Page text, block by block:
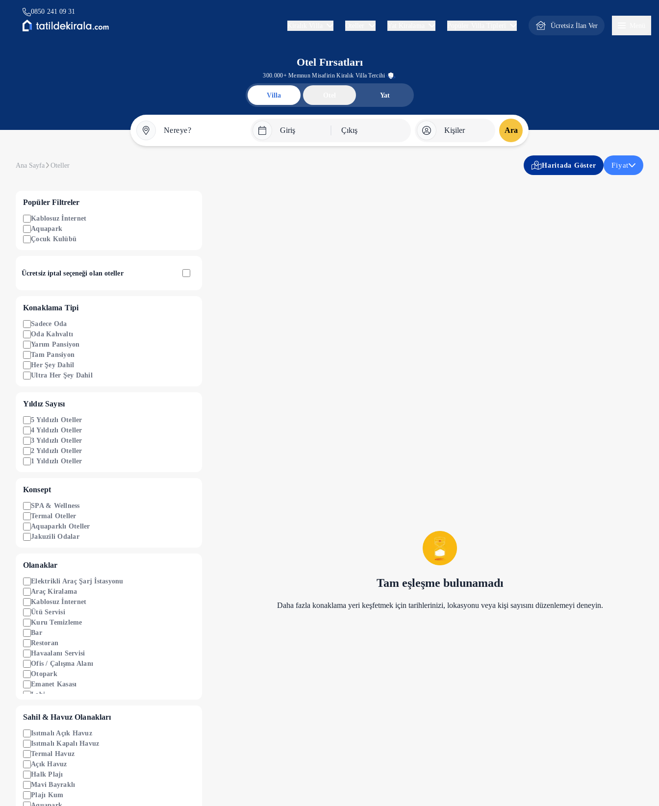
0850 241 09 31
Ücretsiz İlan Ver
Otel Fırsatları
300.000+ Memnun Misafirin Kiralık Villa Tercihi
Villa Yat
Giriş Çıkış Kişiler Ara
Ana Sayfa Oteller Haritada Göster Fiyat
Popüler Filtreler
Kablosuz İnternet
Aquapark
Çocuk Kulübü
Ücretsiz iptal seçeneği olan oteller
Konaklama Tipi
Sadece Oda
Oda Kahvaltı
Yarım Pansiyon
Tam Pansiyon
Her Şey Dahil
Ultra Her Şey Dahil
Yıldız Sayısı
5 Yıldızlı Oteller
4 Yıldızlı Oteller
3 Yıldızlı Oteller
2 Yıldızlı Oteller
1 Yıldızlı Oteller
Konsept
SPA & Wellness
Termal Oteller
Aquaparklı Oteller
Jakuzili Odalar
Olanaklar
Elektrikli Araç Şarj İstasyonu
Araç Kiralama
Kablosuz İnternet
Ütü Servisi
Kuru Temizleme
Bar
Restoran
Havaalanı Servisi
Ofis / Çalışma Alanı
Otopark
Emanet Kasası
Lobi
Sahil & Havuz Olanakları
Isıtmalı Açık Havuz
Isıtmalı Kapalı Havuz
Termal Havuz
Açık Havuz
Halk Plajı
Mavi Bayraklı
Plajı Kum
Tam eşleşme bulunamadı
Daha fazla konaklama yeri keşfetmek için tarihlerinizi, lokasyonu veya kişi sayısını düzenlemeyi deneyin.